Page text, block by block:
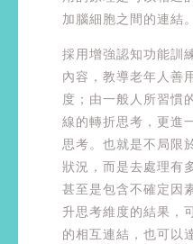
加腦細胞之間的連結。
採用增強認知功能訓
內容，教導老年人善
度；由一般人所習慣
線的轉折思考，更進
思考。也就是不局限
狀況，而是去處理有
甚至是包含不確定因
升思考維度的結果，
的相互連結，也可以